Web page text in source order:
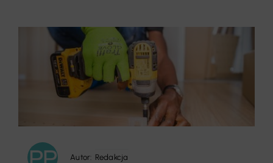
Autor: Redakcja